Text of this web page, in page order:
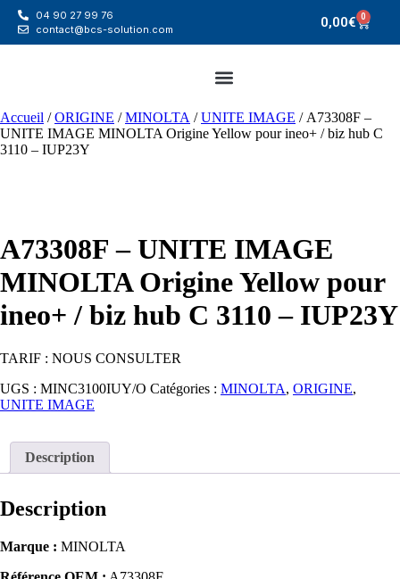
04 90 27 99 76
contact@bcs-solution.com
0,00€ 0
Accueil /ORIGINE /MINOLTA /UNITE IMAGE / A73308F –
UNITE IMAGE MINOLTA Origine Yellow pour ineo+ / biz hub C
3110 – IUP23Y
A73308F – UNITE IMAGE
MINOLTA Origine Yellow pour
ineo+ / biz hub C 3110 – IUP23Y
TARIF : NOUS CONSULTER
UGS : MINC3100IUY/O Catégories : MINOLTA, ORIGINE,
UNITE IMAGE
Description
Description
Marque : MINOLTA